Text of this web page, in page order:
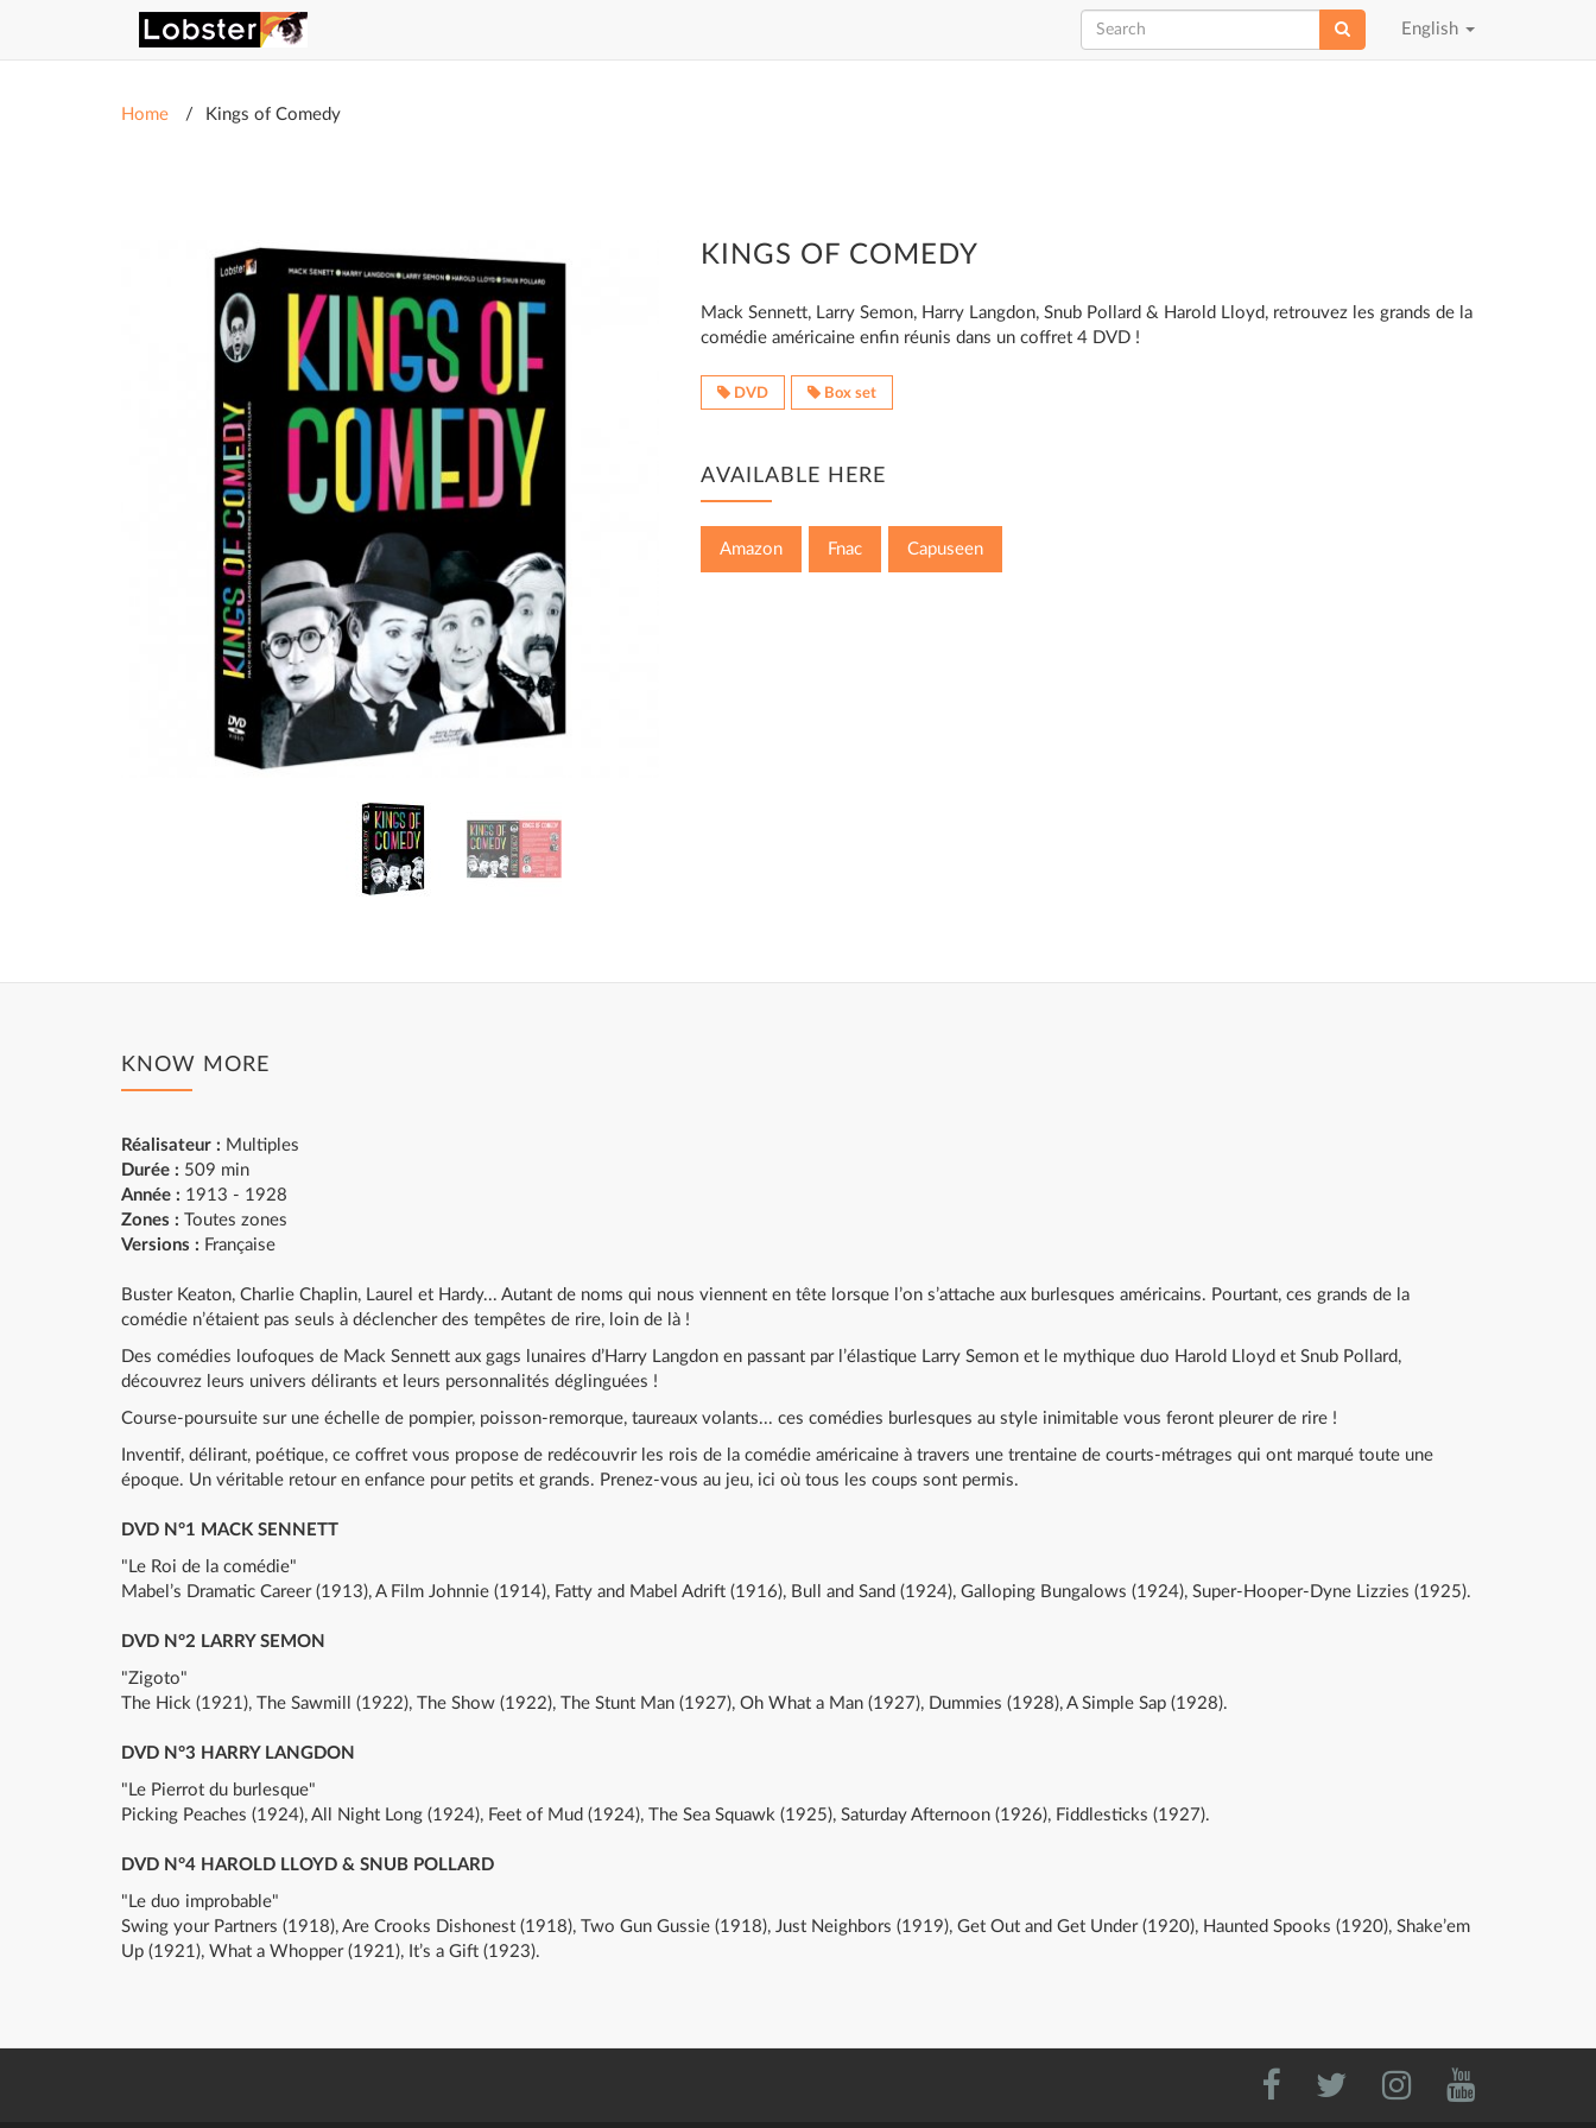
English
Choose
Home Kings of Comedy
KINGS OF COMEDY
Mack Sennett, Larry Semon, Harry Langdon, Snub Pollard & Harold Lloyd, retrouvez les grands de la
comédie américaine enfin réunis dans un coffret 4 DVD !
DVD Box set
AVAILABLE HERE
Amazon Fnac Capuseen
KNOW MORE
Réalisateur : Multiples
Durée : 509 min
Année : 1913 - 1928
Zones : Toutes zones
Versions : Française
Buster Keaton, Charlie Chaplin, Laurel et Hardy... Autant de noms qui nous viennent en tête lorsque l’on s’attache aux burlesques américains. Pourtant, ces grands de la
comédie n’étaient pas seuls à déclencher des tempêtes de rire, loin de là !
Des comédies loufoques de Mack Sennett aux gags lunaires d’Harry Langdon en passant par l’élastique Larry Semon et le mythique duo Harold Lloyd et Snub Pollard,
découvrez leurs univers délirants et leurs personnalités déglinguées !
Course-poursuite sur une échelle de pompier, poisson-remorque, taureaux volants... ces comédies burlesques au style inimitable vous feront pleurer de rire !
Inventif, délirant, poétique, ce coffret vous propose de redécouvrir les rois de la comédie américaine à travers une trentaine de courts-métrages qui ont marqué toute une
époque. Un véritable retour en enfance pour petits et grands. Prenez-vous au jeu, ici où tous les coups sont permis.
DVD N°1 MACK SENNETT
"Le Roi de la comédie"
Mabel’s Dramatic Career (1913), A Film Johnnie (1914), Fatty and Mabel Adrift (1916), Bull and Sand (1924), Galloping Bungalows (1924), Super-Hooper-Dyne Lizzies (1925).
DVD N°2 LARRY SEMON
"Zigoto"
The Hick (1921), The Sawmill (1922), The Show (1922), The Stunt Man (1927), Oh What a Man (1927), Dummies (1928), A Simple Sap (1928).
DVD N°3 HARRY LANGDON
"Le Pierrot du burlesque"
Picking Peaches (1924), All Night Long (1924), Feet of Mud (1924), The Sea Squawk (1925), Saturday Afternoon (1926), Fiddlesticks (1927).
DVD N°4 HAROLD LLOYD & SNUB POLLARD
"Le duo improbable"
Swing your Partners (1918), Are Crooks Dishonest (1918), Two Gun Gussie (1918), Just Neighbors (1919), Get Out and Get Under (1920), Haunted Spooks (1920), Shake’em
Up (1921), What a Whopper (1921), It’s a Gift (1923).